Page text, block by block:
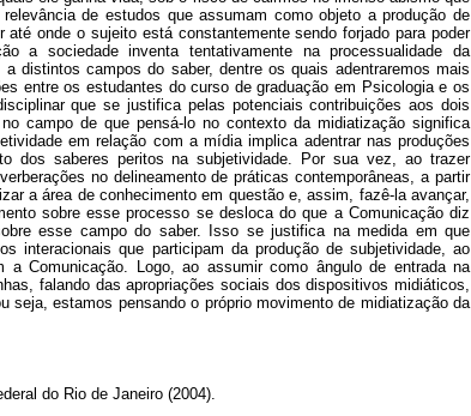
de estudos que assumam como objeto a produção de
onde o sujeito está constantemente sendo forjado para poder
a sociedade inventa tentativamente na processualidade da
distintos campos do saber, dentre os quais adentraremos mais
entre os estudantes do curso de graduação em Psicologia e os
que se justifica pelas potenciais contribuições aos dois
campo de que pensá-lo no contexto da midiatização significa
em relação com a mídia implica adentrar nas produções
dos saberes peritos na subjetividade. Por sua vez, ao trazer
no delineamento de práticas contemporâneas, a partir
a área de conhecimento em questão e, assim, fazê-la avançar,
sobre esse processo se desloca do que a Comunicação diz
esse campo do saber. Isso se justifica na medida em que
interacionais que participam da produção de subjetividade, ao
Comunicação. Logo, ao assumir como ângulo de entrada na
falando das apropriações sociais dos dispositivos midiáticos,
estamos pensando o próprio movimento de midiatização da
do Rio de Janeiro (2004).